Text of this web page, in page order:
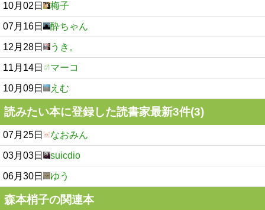
10月02日 梅子
07月16日 酔ちゃん
12月28日 うき。
11月14日 マーコ
10月09日 えむ
読みたい本に登録した読書家最新3件(3)
07月25日 なおみん
03月03日 suicdio
06月30日 ゆう
森本梢子の関連本